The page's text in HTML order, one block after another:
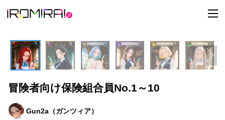
t
o
l
e
n
a
v
冒険者向け保険組合員No.1～10
Gun2a（ガンツィア）